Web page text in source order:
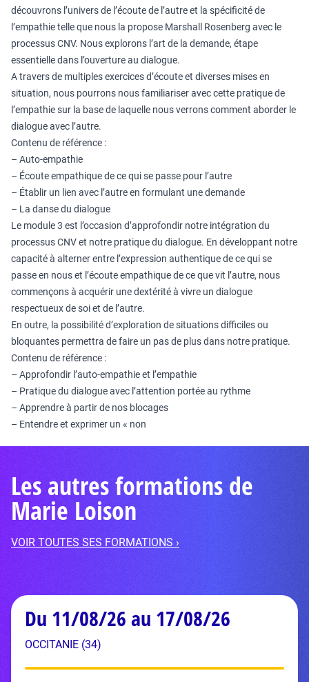
découvrons l’univers de l’écoute de l’autre et la spécificité de
l’empathie telle que nous la propose Marshall Rosenberg avec le
processus CNV. Nous explorons l’art de la demande, étape
essentielle dans l’ouverture au dialogue.
A travers de multiples exercices d’écoute et diverses mises en
situation, nous pourrons nous familiariser avec cette pratique de
l’empathie sur la base de laquelle nous verrons comment aborder le
dialogue avec l’autre.
Contenu de référence :
– Auto-empathie
– Écoute empathique de ce qui se passe pour l’autre
– Établir un lien avec l’autre en formulant une demande
– La danse du dialogue
Le module 3 est l’occasion d’approfondir notre intégration du
processus CNV et notre pratique du dialogue. En développant notre
capacité à alterner entre l’expression authentique de ce qui se
passe en nous et l’écoute empathique de ce que vit l’autre, nous
commençons à acquérir une dextérité à vivre un dialogue
respectueux de soi et de l’autre.
En outre, la possibilité d’exploration de situations difficiles ou
bloquantes permettra de faire un pas de plus dans notre pratique.
Contenu de référence :
– Approfondir l’auto-empathie et l’empathie
– Pratique du dialogue avec l’attention portée au rythme
– Apprendre à partir de nos blocages
– Entendre et exprimer un « non
Les autres formations de
Marie Loison
VOIR TOUTES SES FORMATIONS ›
Du 11/08/26 au 17/08/26
OCCITANIE (34)